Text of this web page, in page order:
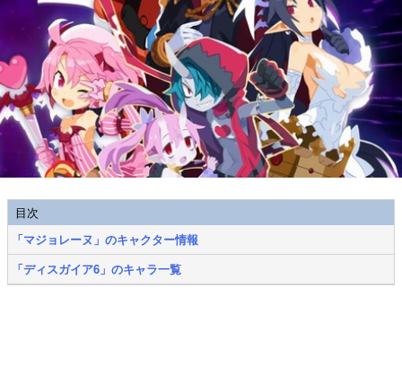
目次
「マジョレーヌ」のキャクター情報
「ディスガイア6」のキャラ一覧